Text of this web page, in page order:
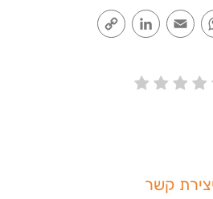
WhatsApp
Email
LinkedIn
קשר